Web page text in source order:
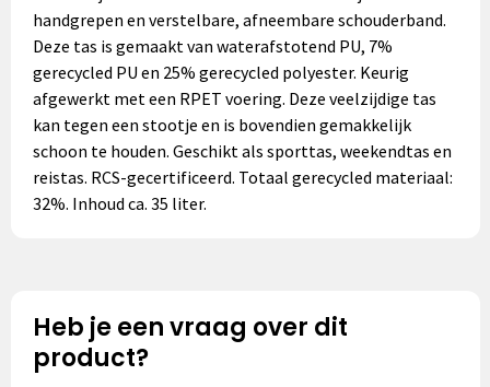
handgrepen en verstelbare, afneembare schouderband.
Deze tas is gemaakt van waterafstotend PU, 7%
gerecycled PU en 25% gerecycled polyester. Keurig
afgewerkt met een RPET voering. Deze veelzijdige tas
kan tegen een stootje en is bovendien gemakkelijk
schoon te houden. Geschikt als sporttas, weekendtas en
reistas. RCS-gecertificeerd. Totaal gerecycled materiaal:
32%. Inhoud ca. 35 liter.
Heb je een vraag over dit
product?